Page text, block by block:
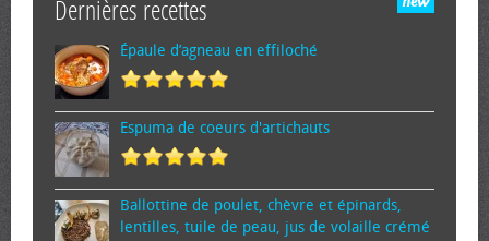
Dernières recettes
Épaule d’agneau en effiloché
Espuma de cœurs d'artichauts
Ballottine de poulet, chèvre et épinards,
lentilles, tuile de peau, jus de volaille crémé